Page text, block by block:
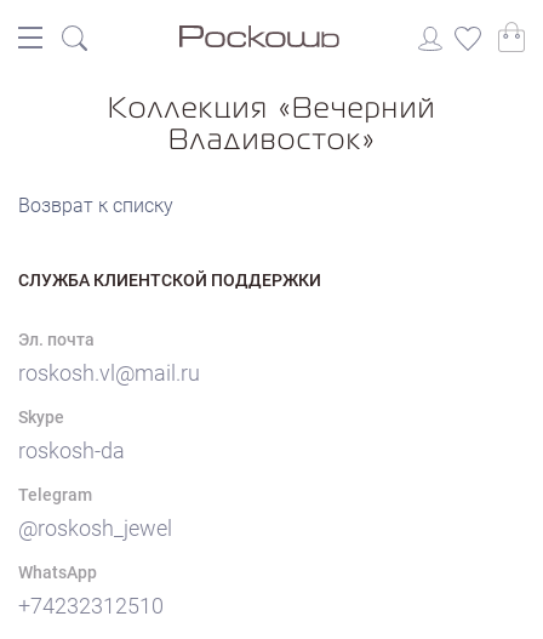
Коллекция «Вечерний
Владивосток»
Возврат к списку
СЛУЖБА КЛИЕНТСКОЙ ПОДДЕРЖКИ
Эл. почта
roskosh.vl@mail.ru
Skype
roskosh-da
Telegram
@roskosh_jewel
WhatsApp
+74232312510